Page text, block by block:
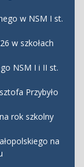
w NSM I st.
w szkołach
NSM I i II st.
Przybyło
rok szkolny
na